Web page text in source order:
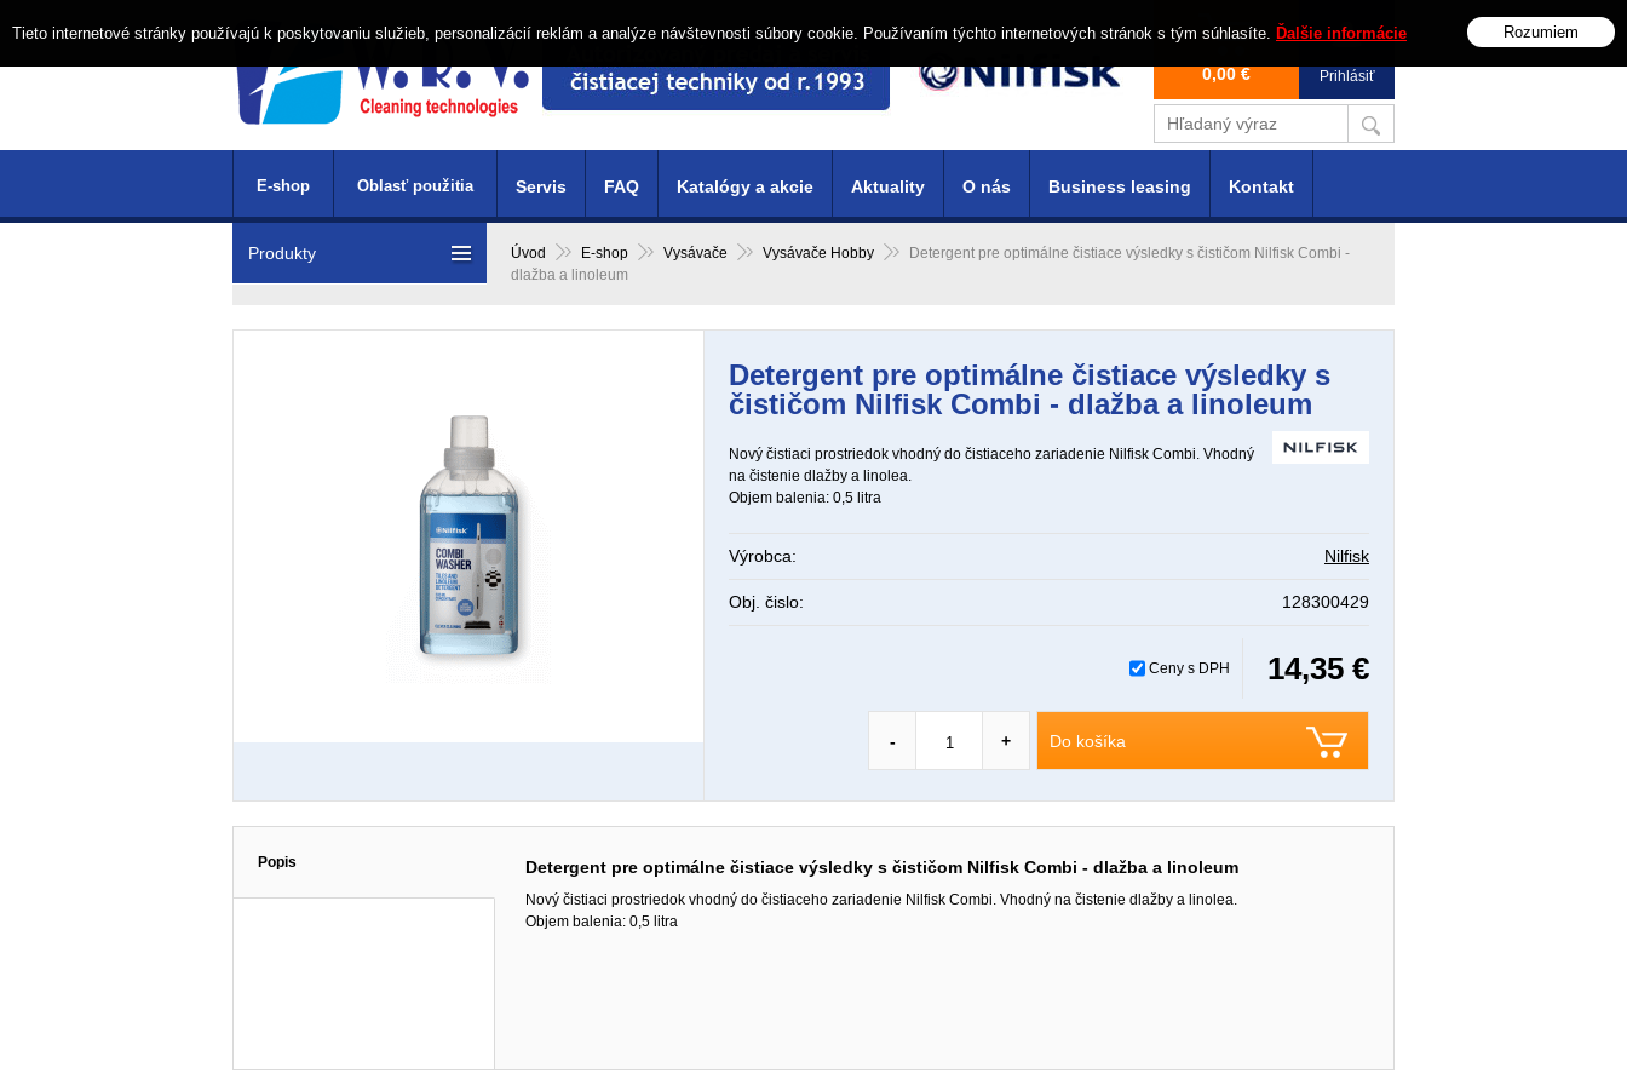
Prihlásiť
0,00 €
Úvod E-shop Vysávače Vysávače Hobby
Detergent pre optimálne čistiace výsledky s čističom Nilfisk Combi -
dlažba a linoleum
Detergent pre optimálne čistiace výsledky s
čističom Nilfisk Combi - dlažba a linoleum
Nový čistiaci prostriedok vhodný do čistiaceho zariadenie Nilfisk Combi. Vhodný
na čistenie dlažby a linolea.
Objem balenia: 0,5 litra
Výrobca: Nilfisk
Obj. čislo: 128300429
Ceny s DPH 14,35 €
Do košíka
- +
Popis Detergent pre optimálne čistiace výsledky s čističom Nilfisk Combi - dlažba a linoleum
Nový čistiaci prostriedok vhodný do čistiaceho zariadenie Nilfisk Combi. Vhodný na čistenie dlažby a linolea.
Objem balenia: 0,5 litra
Produkty
E-shop Oblasť použitia Servis FAQ Katalógy a akcie Aktuality O nás Business leasing Kontakt
Tieto internetové stránky používajú k poskytovaniu služieb, personalizácií reklám a analýze návštevnosti súbory cookie. Používaním týchto internetových stránok s tým súhlasíte. Ďalšie informácie Rozumiem